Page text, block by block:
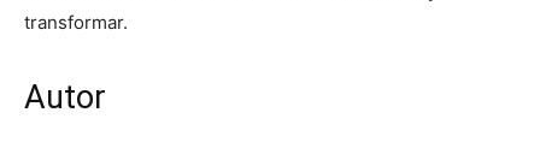
transformar.
Autor